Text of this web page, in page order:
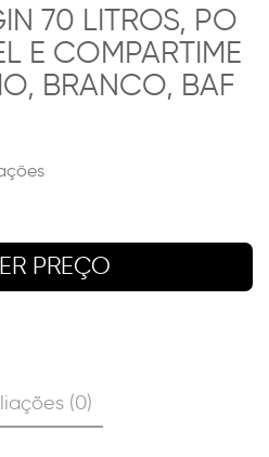
70 LITROS, PO
E COMPARTIME
BRANCO, BAF
PREÇO
(0)